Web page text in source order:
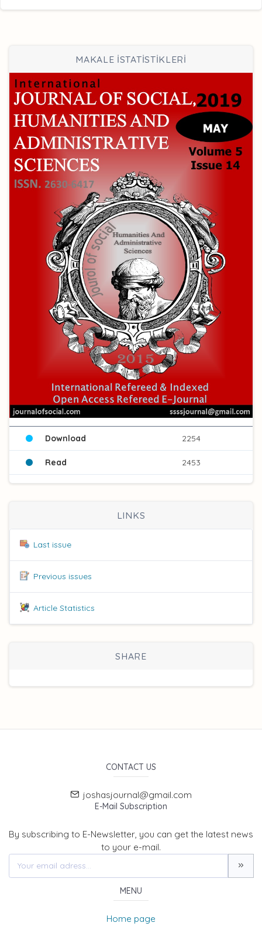
MAKALE İSTATİSTİKLERİ
Download 2254
Read 2453
LINKS
Last issue
Previous issues
Article Statistics
SHARE
CONTACT US
joshasjournal@gmail.com
E-Mail Subscription
By subscribing to E-Newsletter, you can get the latest news
to your e-mail.
MENU
Home page